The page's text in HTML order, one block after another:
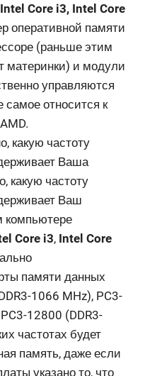
Intel Core i3, Intel Core
оперативной памяти
(раньше этим
материнки) и модули
управляются
относится к
какую частоту
Ваша
какую частоту
Ваш
компьютере
Core i3, Intel Core
памяти данных
1066 MHz), PC3-
12800 (DDR3-
частотах будет
память, даже если
указано то, что